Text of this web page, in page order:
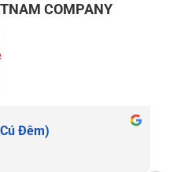
COMPANY
Đêm)